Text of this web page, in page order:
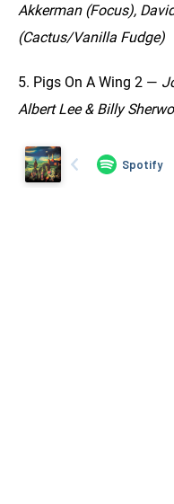
Akkerman (Focus),
(Cactus/Vanilla Fudge)
5. Pigs On A Wing 2 —
Albert Lee & Billy